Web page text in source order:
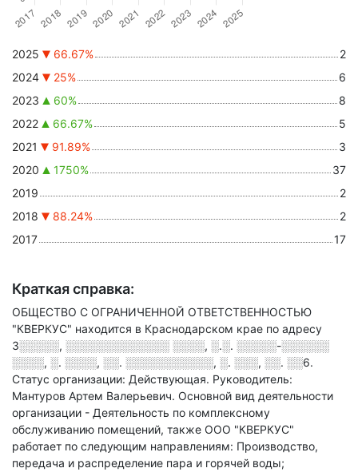
2025 66.67%
2
2024
25%
6
2023
60%
8
2022
66.67%
5
2021
91.89%
3
2020
1750%
37
2019
2
2018
88.24%
2
2017
17
Краткая справка:
ОБЩЕСТВО С ОГРАНИЧЕННОЙ ОТВЕТСТВЕННОСТЬЮ
"КВЕРКУС" находится в Краснодарском крае по адресу
3░░░░░, ░░░░░░░░░░░░░ ░░░░, ░.░. ░░░░░-░░░░░░
░░░░, ░. ░░░░, ░░. ░░░░░░░░░░░, ░. ░░░, ░░. ░░6.
Статус организации: Действующая. Руководитель:
Мантуров Артем Валерьевич. Основной вид деятельности
организации - Деятельность по комплексному
обслуживанию помещений, также ООО "КВЕРКУС"
работает по следующим направлениям: Производство,
передача и распределение пара и горячей воды;